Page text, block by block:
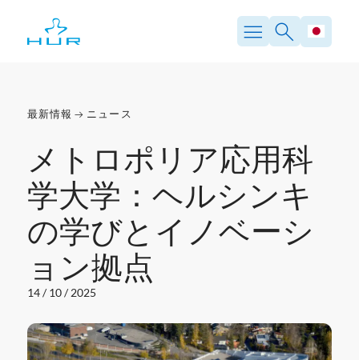
最新情報 ニュース
メトロポリア応用科
学大学：ヘルシンキ
の学びとイノベーシ
ョン拠点
14 / 10 / 2025